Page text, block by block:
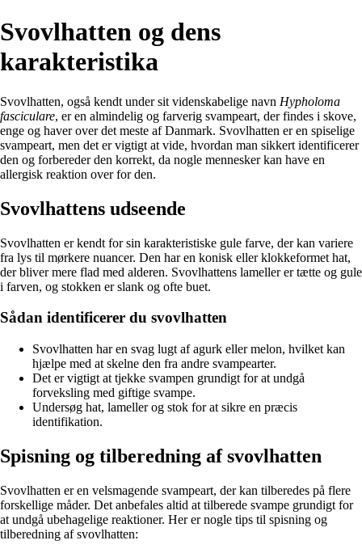
Svovlhatten og dens
karakteristika
Svovlhatten, også kendt under sit videnskabelige navn Hypholoma
fasciculare, er en almindelig og farverig svampeart, der findes i skove,
enge og haver over det meste af Danmark. Svovlhatten er en spiselige
svampeart, men det er vigtigt at vide, hvordan man sikkert identificerer
den og forbereder den korrekt, da nogle mennesker kan have en
allergisk reaktion over for den.
Svovlhattens udseende
Svovlhatten er kendt for sin karakteristiske gule farve, der kan variere
fra lys til mørkere nuancer. Den har en konisk eller klokkeformet hat,
der bliver mere flad med alderen. Svovlhattens lameller er tætte og gule
i farven, og stokken er slank og ofte buet.
Sådan identificerer du svovlhatten
Svovlhatten har en svag lugt af agurk eller melon, hvilket kan
hjælpe med at skelne den fra andre svampearter.
Det er vigtigt at tjekke svampen grundigt for at undgå
forveksling med giftige svampe.
Undersøg hat, lameller og stok for at sikre en præcis
identifikation.
Spisning og tilberedning af svovlhatten
Svovlhatten er en velsmagende svampeart, der kan tilberedes på flere
forskellige måder. Det anbefales altid at tilberede svampe grundigt for
at undgå ubehagelige reaktioner. Her er nogle tips til spisning og
tilberedning af svovlhatten: